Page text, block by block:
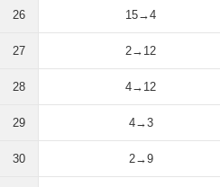
26 15→4
27 2→12
28 4→12
29 4→3
30 2→9